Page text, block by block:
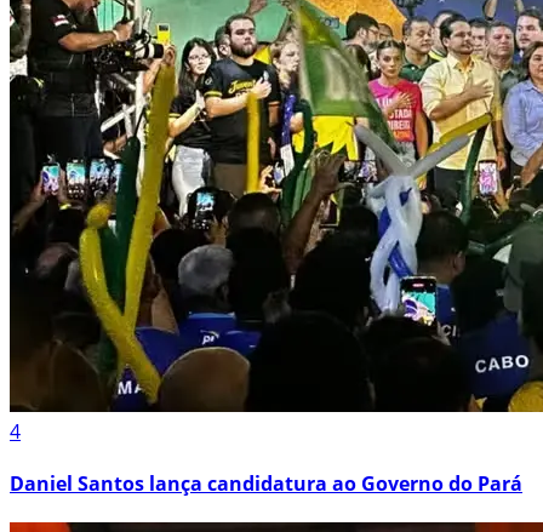
4
Daniel Santos lança candidatura ao Governo do Pará